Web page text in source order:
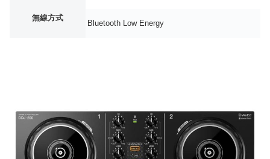
無線方式
Bluetooth Low Energy